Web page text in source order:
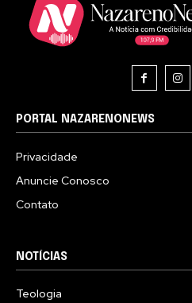
PORTAL NAZARENONEWS
Privacidade
Anuncie Conosco
Contato
NOTÍCIAS
Teologia